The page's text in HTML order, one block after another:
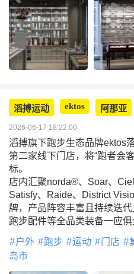
滔搏运动 ektos 阿那亚
2026-06-17 18:22:00
滔搏旗下跑步生态品牌ektos
第二家线下门店，将“跑者会
标。
店内汇聚norda®、Soar、
Satisfy、Raide、District
牌，产品阵容丰富且持续迭
跑步配件等全品类装备一应俱
户外 跑步 运动 门店
岛市